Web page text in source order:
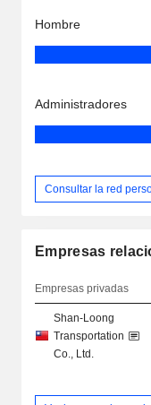
Hombre
Administradores
Consultar la red
Empresas
Empresas privadas
Shan-Loong
Transportation
Co., Ltd.